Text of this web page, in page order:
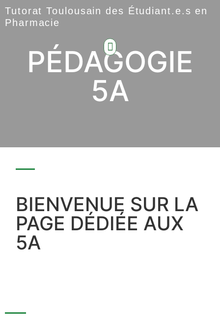
Tutorat Toulousain des Étudiant.e.s en
Pharmacie
PÉDAGOGIE
5A
BIENVENUE SUR LA
PAGE DÉDIÉE AUX
5A